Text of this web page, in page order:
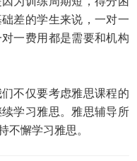
差的学生来说，一对一
一费用都是需要和机构
不仅要考虑雅思课程的
学习雅思。雅思辅导所
不懈学习雅思。